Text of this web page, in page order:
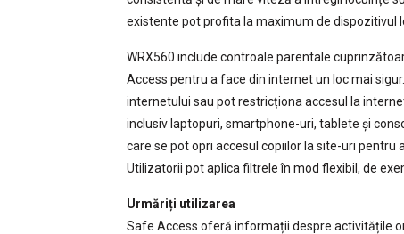
existente pot profita la maximum de dispozitivul
WRX560 include controale parentale
Access pentru a face din internet un loc mai
internetului sau pot restricționa accesul la
inclusiv laptopuri, smartphone-uri, tablete și
care se pot opri accesul copiilor la site-uri pentru
Utilizatorii pot aplica filtrele în mod flexibil, de
Urmăriți utilizarea
Safe Access oferă informații despre activitățile